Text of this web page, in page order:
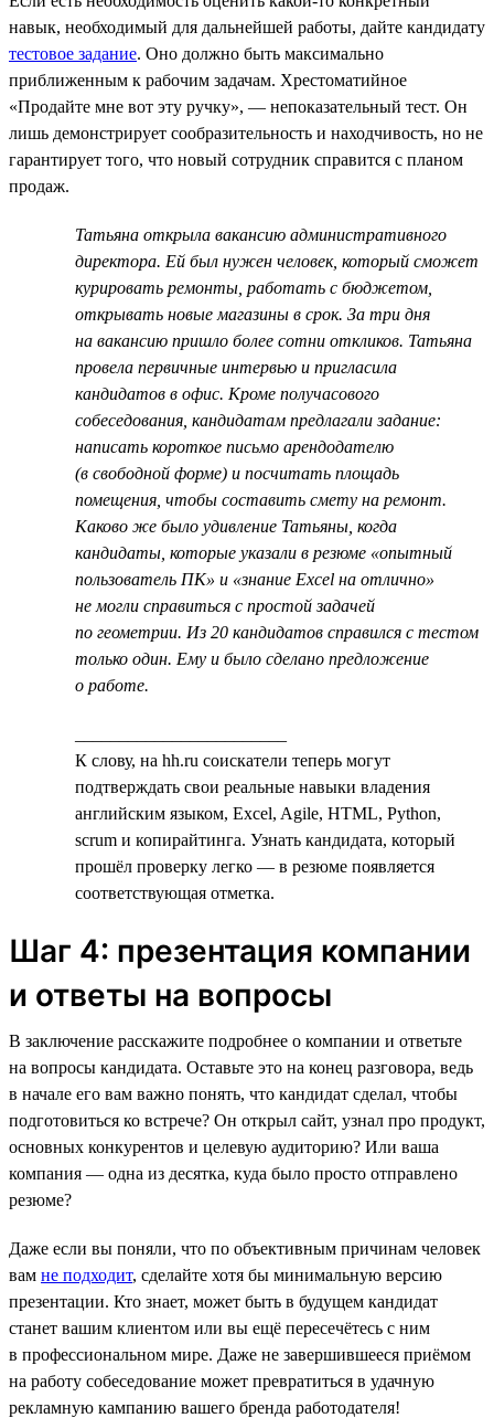
навык, необходимый для дальнейшей работы, дайте кандидату
тестовое задание. Оно должно быть максимально
приближенным к рабочим задачам. Хрестоматийное
«Продайте мне вот эту ручку», — непоказательный тест. Он
лишь демонстрирует сообразительность и находчивость, но не
гарантирует того, что новый сотрудник справится с планом
продаж.
Татьяна открыла вакансию административного
директора. Ей был нужен человек, который сможет
курировать ремонты, работать с бюджетом,
открывать новые магазины в срок. За три дня
на вакансию пришло более сотни откликов. Татьяна
провела первичные интервью и пригласила
кандидатов в офис. Кроме получасового
собеседования, кандидатам предлагали задание:
написать короткое письмо арендодателю
(в свободной форме) и посчитать площадь
помещения, чтобы составить смету на ремонт.
Каково же было удивление Татьяны, когда
кандидаты, которые указали в резюме «опытный
пользователь ПК» и «знание Excel на отлично»
не могли справиться с простой задачей
по геометрии. Из 20 кандидатов справился с тестом
только один. Ему и было сделано предложение
о работе.
К слову, на hh.ru соискатели теперь могут
подтверждать свои реальные навыки владения
английским языком, Excel, Agile, HTML, Python,
scrum и копирайтинга. Узнать кандидата, который
прошёл проверку легко — в резюме появляется
соответствующая отметка.
Шаг 4: презентация компании
и ответы на вопросы
В заключение расскажите подробнее о компании и ответьте
на вопросы кандидата. Оставьте это на конец разговора, ведь
в начале его вам важно понять, что кандидат сделал, чтобы
подготовиться ко встрече? Он открыл сайт, узнал про продукт,
основных конкурентов и целевую аудиторию? Или ваша
компания — одна из десятка, куда было просто отправлено
резюме?
Даже если вы поняли, что по объективным причинам человек
вам не подходит, сделайте хотя бы минимальную версию
презентации. Кто знает, может быть в будущем кандидат
станет вашим клиентом или вы ещё пересечётесь с ним
в профессиональном мире. Даже не завершившееся приёмом
на работу собеседование может превратиться в удачную
рекламную кампанию вашего бренда работодателя!